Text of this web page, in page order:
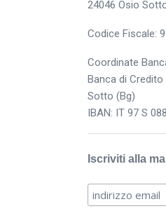
24046 Osio
Codice Fiscale:
Coordinate
Banca di
Sotto (Bg)
IBAN: IT 97 S
Iscriviti alla